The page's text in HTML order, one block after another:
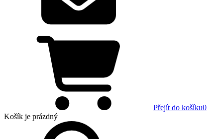
Přejít do košíku0
Košík je prázdný